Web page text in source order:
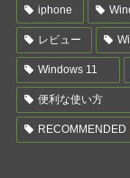
iphone
レビュー
Windows 11
便利な使い方
RECOMMENDED